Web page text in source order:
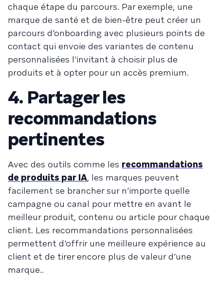
chaque étape du parcours. Par exemple, une
marque de santé et de bien-être peut créer un
parcours d’onboarding avec plusieurs points de
contact qui envoie des variantes de contenu
personnalisées l’invitant à choisir plus de
produits et à opter pour un accès premium.
4. Partager les
recommandations
pertinentes
Avec des outils comme les recommandations
de produits par IA, les marques peuvent
facilement se brancher sur n’importe quelle
campagne ou canal pour mettre en avant le
meilleur produit, contenu ou article pour chaque
client. Les recommandations personnalisées
permettent d’offrir une meilleure expérience au
client et de tirer encore plus de valeur d’une
marque..